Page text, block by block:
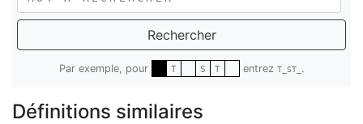
Rechercher
Par exemple, pour T S T entrez T_ST_ .
Définitions similaires